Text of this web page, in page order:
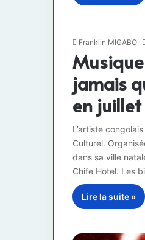
Franklin MIGABO
jamais
en
L’artiste
Culturel.
dans sa ville
Chife Hotel. Les
Lire la suite »